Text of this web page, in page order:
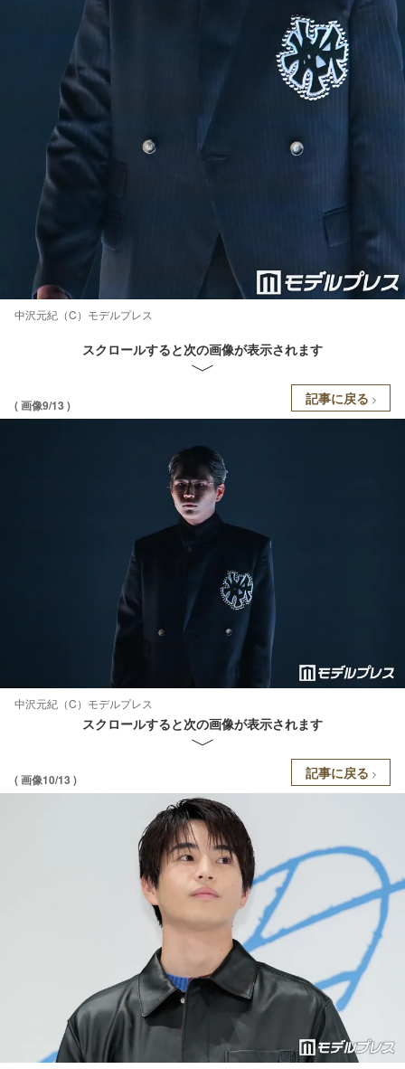
中沢元紀（C）モデルプレス
スクロールすると次の画像が表示されます
( 画像9/13 ) 記事に戻る
中沢元紀（C）モデルプレス
スクロールすると次の画像が表示されます
( 画像10/13 ) 記事に戻る